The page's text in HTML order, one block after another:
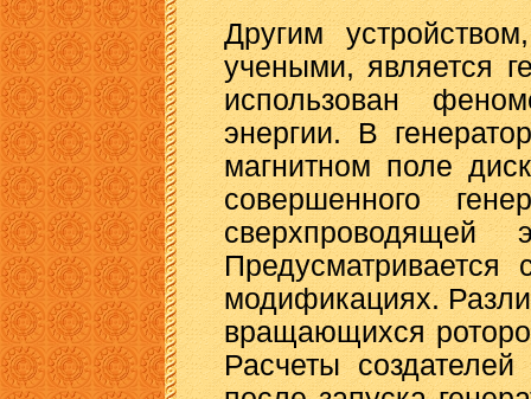
Другим
учеными, является
использован
энергии. В
магнитном поле
совершенного
сверхпроводящей
Предусматривается
модификациях.
вращающихся
Расчеты